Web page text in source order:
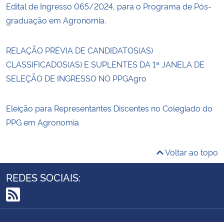
Edital de Ingresso 065/2024, para o Programa de Pós-
graduação em Agronomia.
RELAÇÃO PRÉVIA DE CANDIDATOS(AS)
CLASSIFICADOS(AS) E SUPLENTES DA 1ª JANELA DE
SELEÇÃO DE INGRESSO NO PPGAgro
Eleição para Representantes Discentes no Colegiado do
PPG em Agronomia
Voltar ao topo
REDES SOCIAIS:
RSS